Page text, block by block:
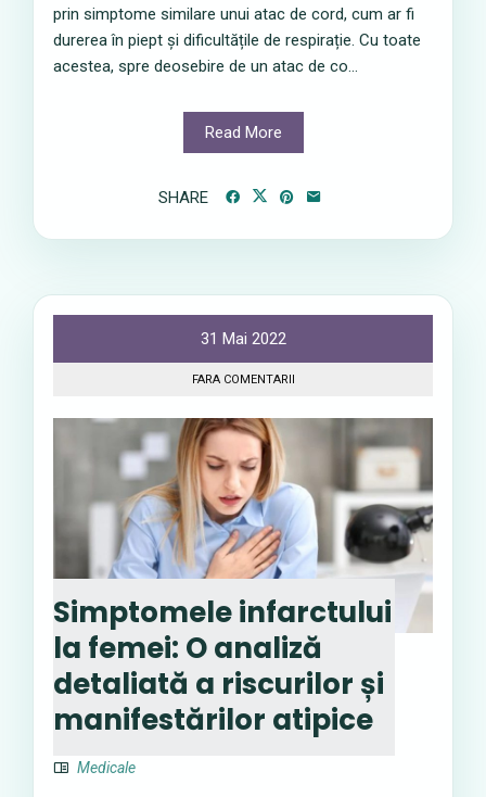
prin simptome similare unui atac de cord, cum ar fi
durerea în piept și dificultățile de respirație. Cu toate
acestea, spre deosebire de un atac de co...
Read More
SHARE
31 Mai 2022
FARA COMENTARII
Simptomele infarctului
la femei: O analiză
detaliată a riscurilor și
manifestărilor atipice
Medicale